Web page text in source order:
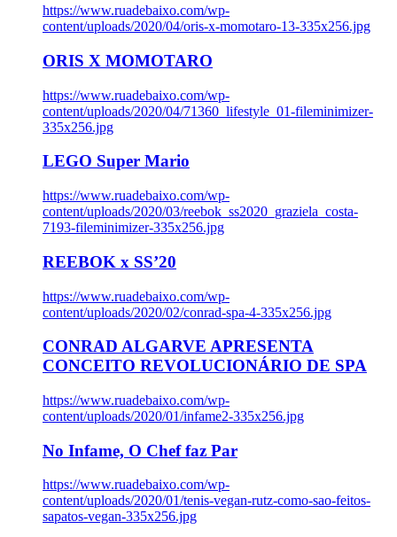
https://www.ruadebaixo.com/wp-
content/uploads/2020/04/oris-x-momotaro-13-335x256.jpg
ORIS X MOMOTARO
https://www.ruadebaixo.com/wp-
content/uploads/2020/04/71360_lifestyle_01-fileminimizer-
335x256.jpg
LEGO Super Mario
https://www.ruadebaixo.com/wp-
content/uploads/2020/03/reebok_ss2020_graziela_costa-
7193-fileminimizer-335x256.jpg
REEBOK x SS’20
https://www.ruadebaixo.com/wp-
content/uploads/2020/02/conrad-spa-4-335x256.jpg
CONRAD ALGARVE APRESENTA
CONCEITO REVOLUCIONÁRIO DE SPA
https://www.ruadebaixo.com/wp-
content/uploads/2020/01/infame2-335x256.jpg
No Infame, O Chef faz Par
https://www.ruadebaixo.com/wp-
content/uploads/2020/01/tenis-vegan-rutz-como-sao-feitos-
sapatos-vegan-335x256.jpg